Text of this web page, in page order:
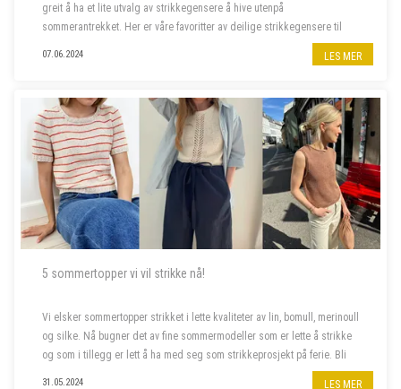
greit å ha et lite utvalg av strikkegensere å hive utenpå
sommerantrekket. Her er våre favoritter av deilige strikkegensere til
07.06.2024 LES MER
5 sommertopper vi vil strikke nå!
Vi elsker sommertopper strikket i lette kvaliteter av lin, bomull, merinoull
og silke. Nå bugner det av fine sommermodeller som er lette å strikke
og som i tillegg er lett å ha med seg som strikkeprosjekt på ferie. Bli
31.05.2024 LES MER